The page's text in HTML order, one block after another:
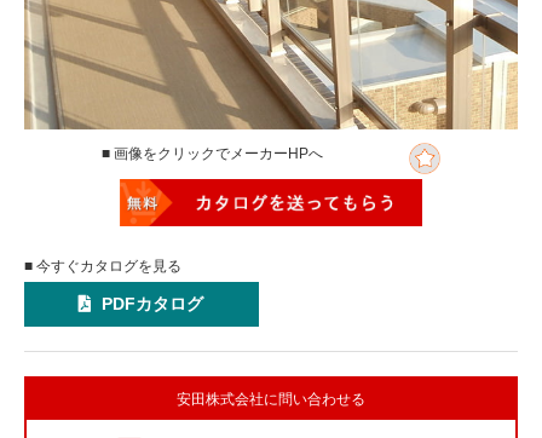
■ 画像をクリックでメーカーHPへ
■ 今すぐカタログを見る
PDFカタログ
安田株式会社に問い合わせる